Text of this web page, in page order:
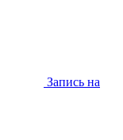
Запись на